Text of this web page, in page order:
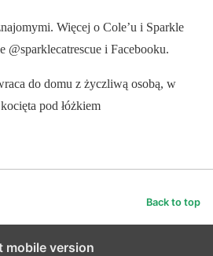
Więcej o Cole’u i Sparkle
@sparklecatrescue i Facebooku.
do domu z życzliwą osobą, w
pod łóżkiem
Back to top
mobile version